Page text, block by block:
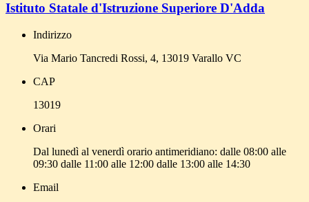
Istituto Statale d'Istruzione Superiore D'Adda
Indirizzo
Via Mario Tancredi Rossi, 4, 13019 Varallo VC
CAP
13019
Orari
Dal lunedì al venerdì orario antimeridiano: dalle 08:00 alle
09:30 dalle 11:00 alle 12:00 dalle 13:00 alle 14:30
Email